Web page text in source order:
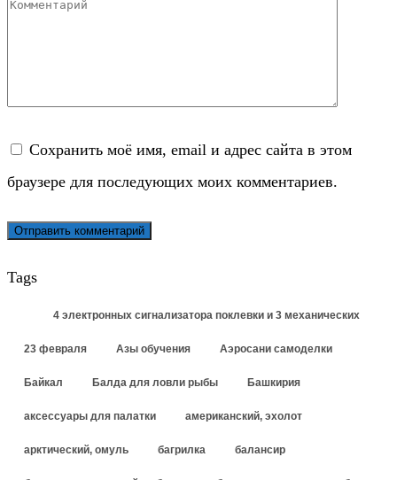
Комментарий
Сохранить моё имя, email и адрес сайта в этом
браузере для последующих моих комментариев.
Tags
4 электронных сигнализатора поклевки и 3 механических
23 февраля Азы обучения Аэросани самоделки
Байкал Балда для ловли рыбы Башкирия
аксессуары для палатки американский, эхолот
арктический, омуль багрилка балансир